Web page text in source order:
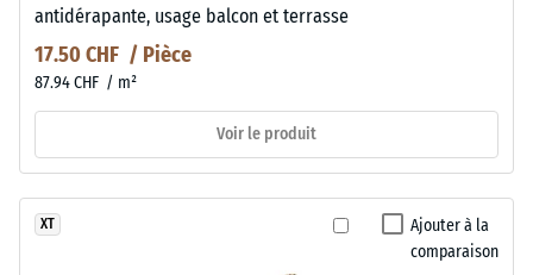
antidérapante, usage balcon et terrasse
17.50 CHF / Pièce
87.94 CHF / m²
Voir le produit
Ajouter à la
comparaison
XT